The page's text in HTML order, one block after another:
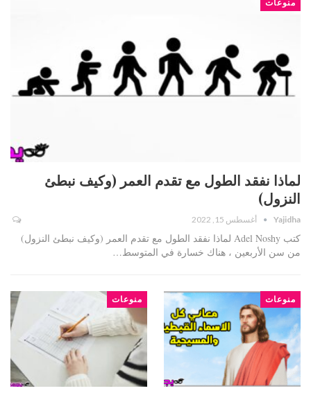
منوعات
لماذا نفقد الطول مع تقدم العمر (وكيف نبطئ
النزول)
Yajidha أغسطس 15, 2022
كتب Adel Noshy لماذا نفقد الطول مع تقدم العمر (وكيف نبطئ النزول)
من سن الأربعين ، هناك خسارة في المتوسط…
منوعات منوعات